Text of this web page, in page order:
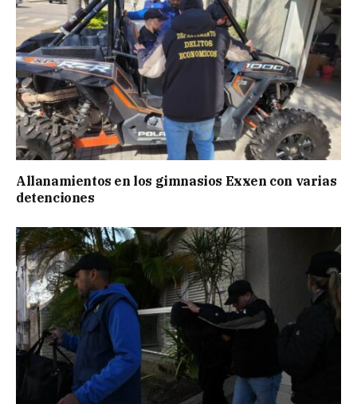
Allanamientos en los gimnasios Exxen con varias
detenciones